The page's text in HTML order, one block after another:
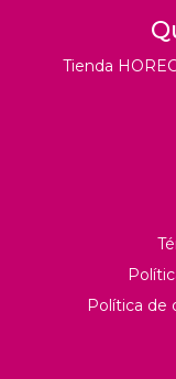
Tienda
Política de